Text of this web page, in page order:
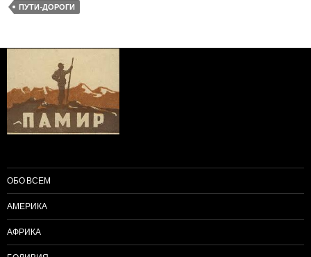
ПУТИ-ДОРОГИ
ОБО ВСЕМ
АМЕРИКА
АФРИКА